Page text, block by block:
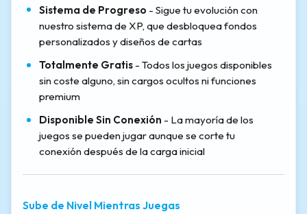
Sistema de Progreso - Sigue tu evolución con
nuestro sistema de XP, que desbloquea fondos
personalizados y diseños de cartas
Totalmente Gratis - Todos los juegos disponibles
sin coste alguno, sin cargos ocultos ni funciones
premium
Disponible Sin Conexión - La mayoría de los
juegos se pueden jugar aunque se corte tu
conexión después de la carga inicial
Sube de Nivel Mientras Juegas